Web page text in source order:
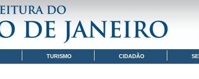
TURISMO CIDADÃO